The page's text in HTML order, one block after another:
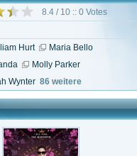
8.4 / 10 :: 0 Votes
Hurt
Maria Bello
Molly Parker
Wynter 86 weitere